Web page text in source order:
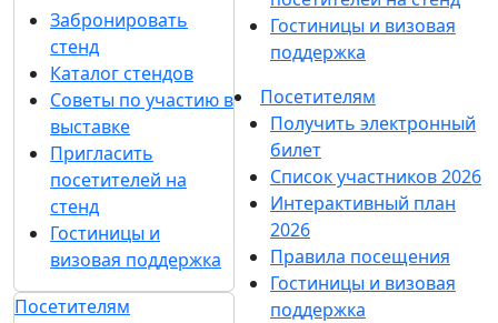
Забронировать
стенд
Каталог стендов
Советы по участию в
выставке
Пригласить
посетителей на
стенд
Гостиницы и
визовая поддержка
Посетителям
Гостиницы и визовая
поддержка
Посетителям
Получить электронный
билет
Список участников 2026
Интерактивный план
2026
Правила посещения
Гостиницы и визовая
поддержка